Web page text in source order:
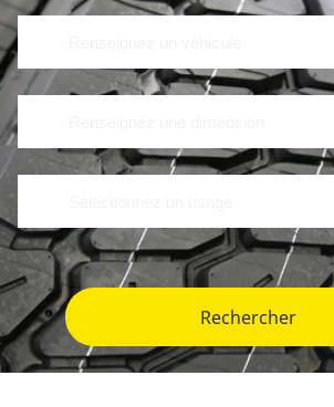
Rechercher